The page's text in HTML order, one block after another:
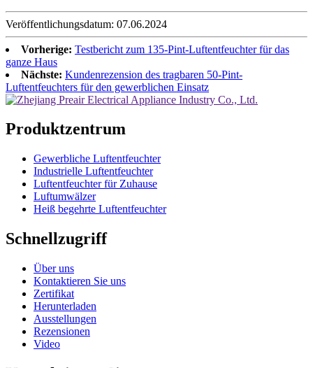
Veröffentlichungsdatum: 07.06.2024
Vorherige: Testbericht zum 135-Pint-Luftentfeuchter für das
ganze Haus
Nächste: Kundenrezension des tragbaren 50-Pint-
Luftentfeuchters für den gewerblichen Einsatz
Produktzentrum
Gewerbliche Luftentfeuchter
Industrielle Luftentfeuchter
Luftentfeuchter für Zuhause
Luftumwälzer
Heiß begehrte Luftentfeuchter
Schnellzugriff
Über uns
Kontaktieren Sie uns
Zertifikat
Herunterladen
Ausstellungen
Rezensionen
Video